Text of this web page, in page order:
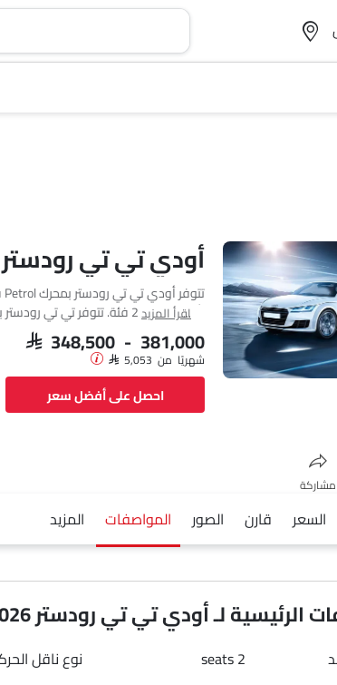
أودي تي تي
mm MM.
اقرأ المزيد
SAR 348,500 - 381,000
شهريًا من SAR 5,053
احصل على أفضل سعر
مشاركة
فيسبوك تويتر واتساب
السعر قارن الصور المواصفات المزيد
الرئيسية لـ أودي تي تي رودستر 2026
2 seats نوع ناقل